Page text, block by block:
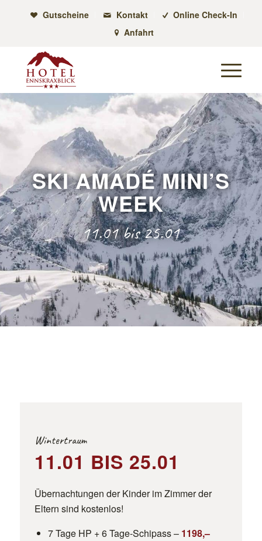
Gutscheine Kontakt
Online Check-In
Anfahrt
SKI AMADÉ MINI’S
WEEK
11.01 bis 25.01
Wintertraum
11.01 BIS 25.01
Übernachtungen der Kinder im Zimmer der
Eltern sind kostenlos!
7 Tage HP + 6 Tage-Schipass – 1198,–